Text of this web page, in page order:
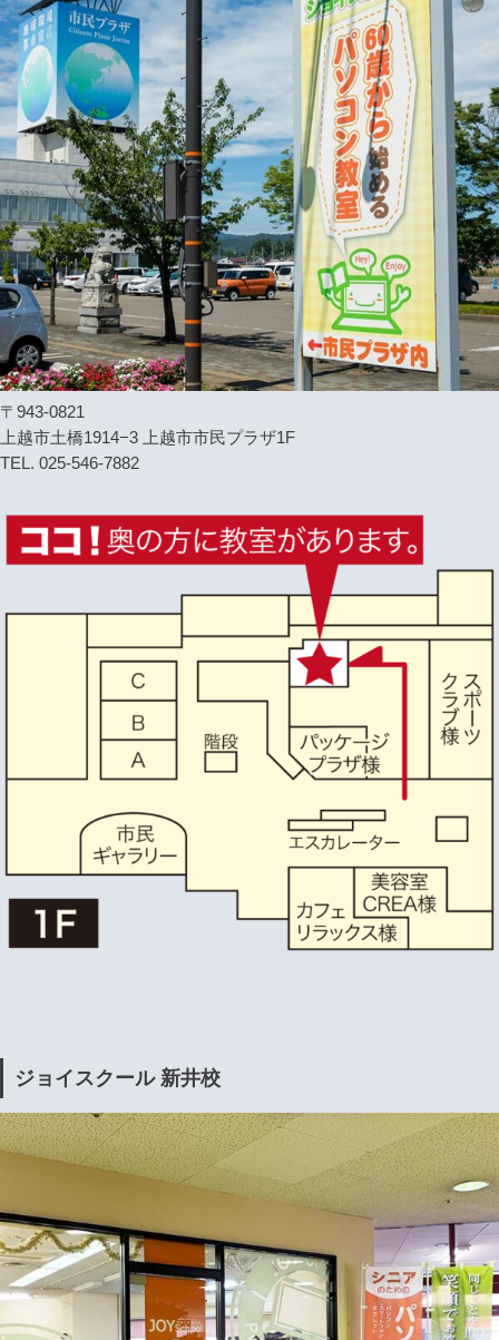
〒943-0821
上越市土橋1914−3 上越市市民プラザ1F
TEL. 025-546-7882
ジョイスクール 新井校